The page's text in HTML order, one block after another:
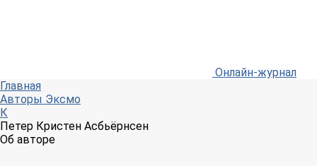
Онлайн-журнал
Главная
Авторы Эксмо
К
Петер Кристен Асбьёрнсен
Об авторе